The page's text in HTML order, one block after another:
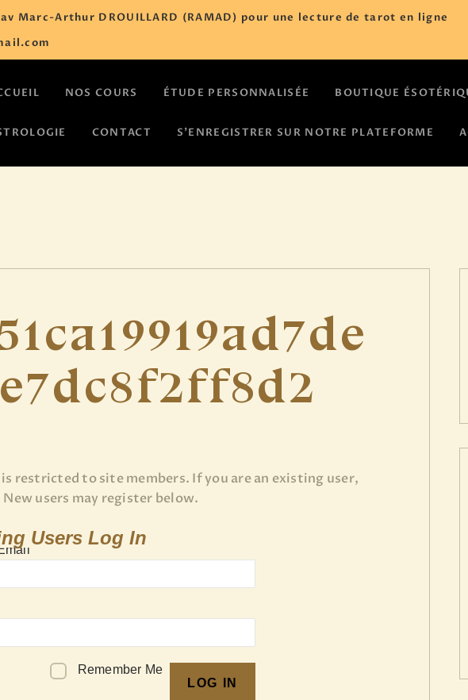
Marc-Arthur DROUILLARD (RAMAD) pour une lecture de tarot en ligne
NOS COURS ÉTUDE PERSONNALISÉE BOUTIQUE
CONTACT S’ENREGISTRER SUR NOTRE PLATEFORME
ACCUEIL
NOS COURS
ÉTUDE
PERSONNALISÉE
BOUTIQUE
ASTROLOGIE
CONTACT
S’ENREGISTRER SUR
ACCÉDER A VOTRE
COMPTE
restricted to site members. If you are an existing user,
New users may register below.
Users Log In
Remember Me